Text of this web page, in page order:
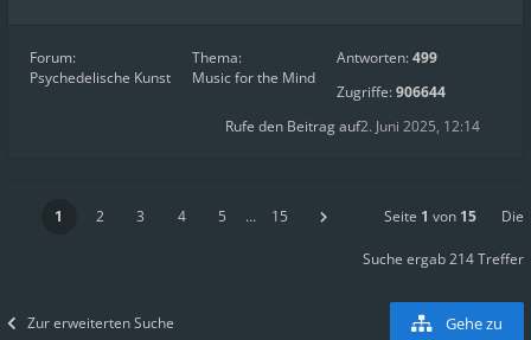
Forum:
Psychedelische Kunst
Thema:
Music for the Mind
Antworten:499
Zugriffe:906644
2. Juni 2025, 12:14
Rufe den Beitrag auf
1 2 3 4 5 … 15 Seite 1 von 15 Die
Suche ergab 214 Treffer
Zur erweiterten Suche Gehe zu